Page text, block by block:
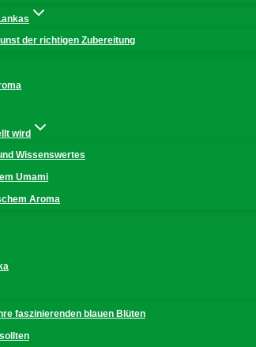
der richtigen Zubereitung
wird
Wissenswertes
Umami
Aroma
faszinierenden blauen Blüten